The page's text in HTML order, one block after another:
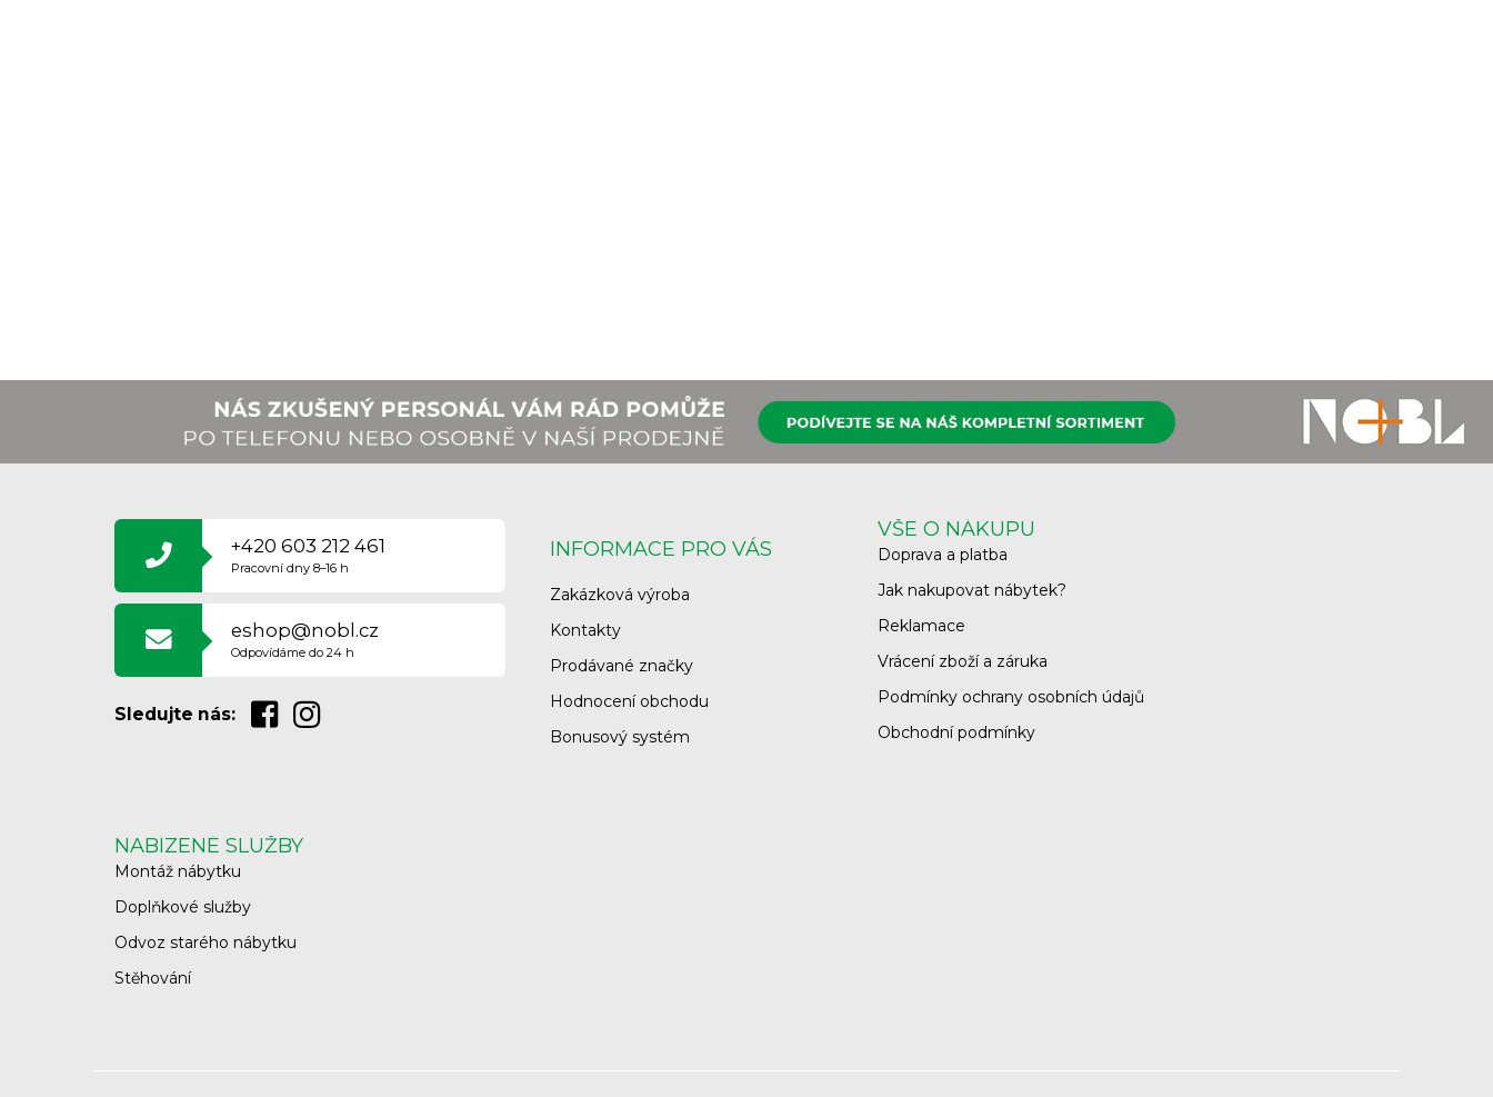
+420 603 212 461
Pracovní dny 8–16 h
eshop@nobl.cz
Odpovídáme do 24 h
Sledujte nás:
INFORMACE PRO VÁS
Zakázková výroba
Kontakty
Prodávané značky
Hodnocení obchodu
Bonusový systém
VŠE O NÁKUPU
Doprava a platba
Jak nakupovat nábytek?
Reklamace
Vrácení zboží a záruka
Podmínky ochrany osobních údajů
Obchodní podmínky
NABÍZENÉ SLUŽBY
Montáž nábytku
Doplňkové služby
Odvoz starého nábytku
Stěhování